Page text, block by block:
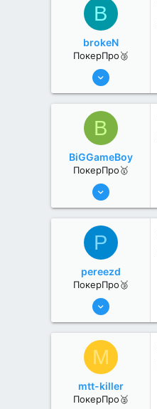
B
brokeN
ПокерПро🥉
17 Авг 2022
0
B
BiGGameBoy
ПокерПро🥇
6 Июн 2022
6
P
pereezd
ПокерПро🥉
6 Июн 2022
1
M
mtt-killer
ПокерПро🥈